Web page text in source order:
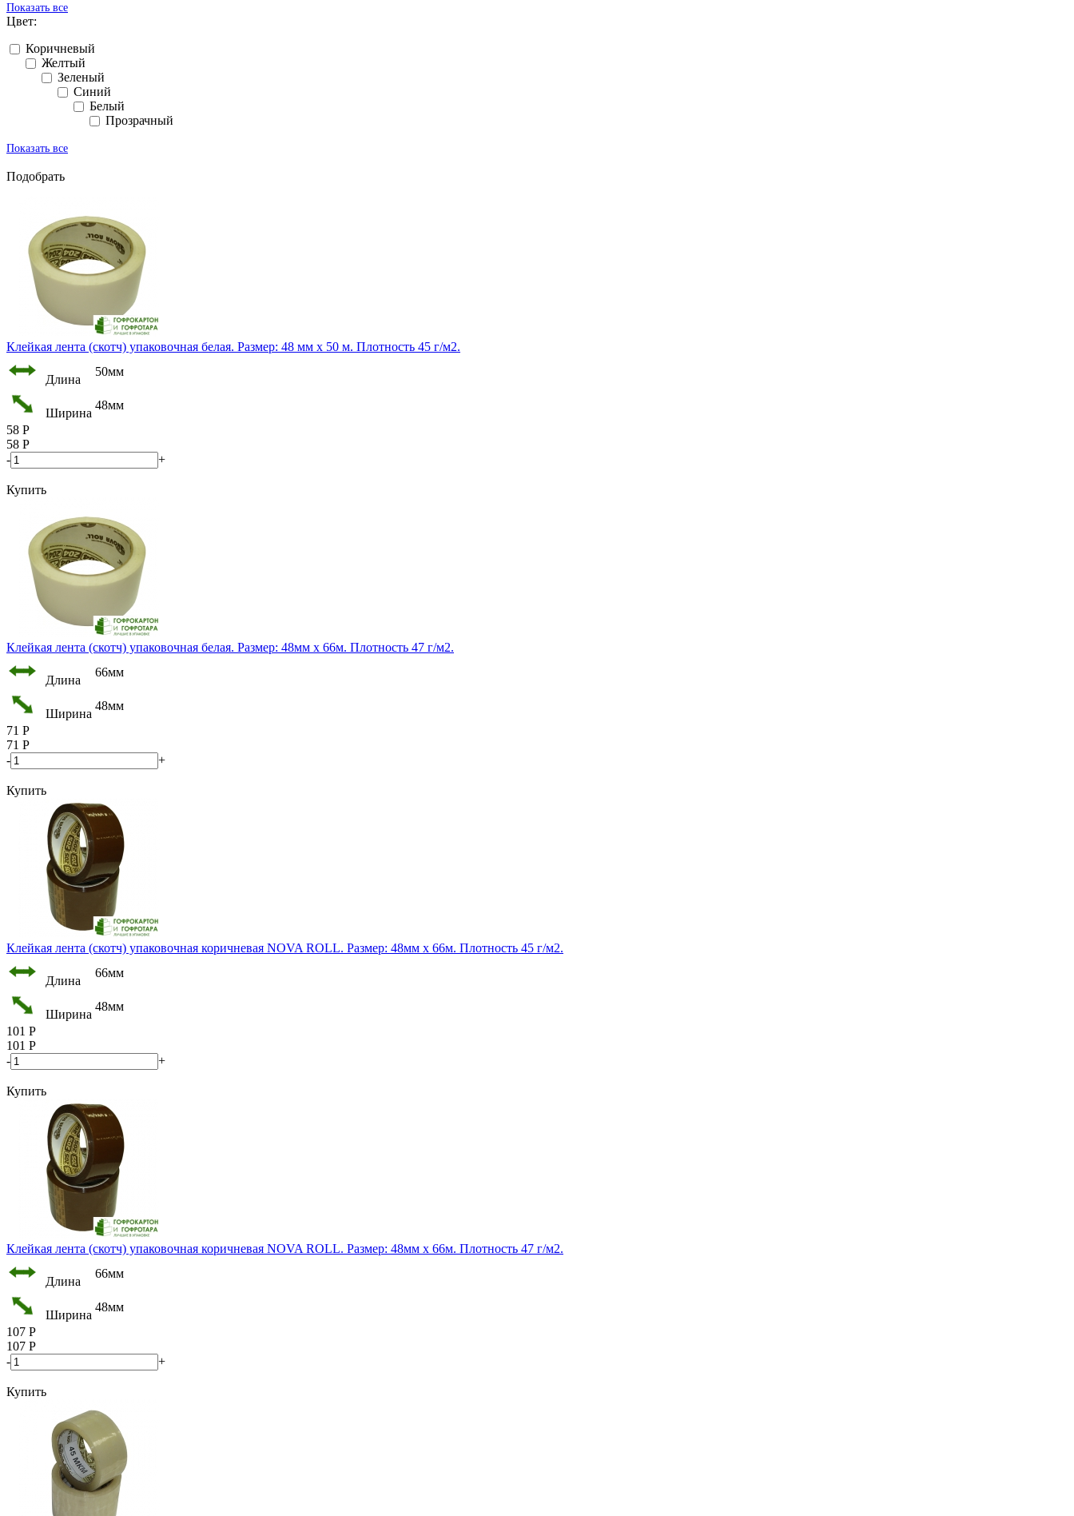
Показать все
Цвет:
Коричневый
Желтый
Зеленый
Синий
Белый
Прозрачный
Показать все
Подобрать
Клейкая лента (скотч) упаковочная белая. Размер: 48 мм х 50 м. Плотность 45 г/м2.
Длина
50мм
Ширина
48мм
58 Р
58 Р
-
+
Купить
Клейкая лента (скотч) упаковочная белая. Размер: 48мм х 66м. Плотность 47 г/м2.
Длина
66мм
Ширина
48мм
71 Р
71 Р
-
+
Купить
Клейкая лента (скотч) упаковочная коричневая NOVA ROLL. Размер: 48мм х 66м. Плотность 45 г/м2.
Длина
66мм
Ширина
48мм
101 Р
101 Р
-
+
Купить
Клейкая лента (скотч) упаковочная коричневая NOVA ROLL. Размер: 48мм х 66м. Плотность 47 г/м2.
Длина
66мм
Ширина
48мм
107 Р
107 Р
-
+
Купить